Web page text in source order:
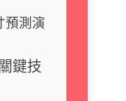
預測演
鍵技